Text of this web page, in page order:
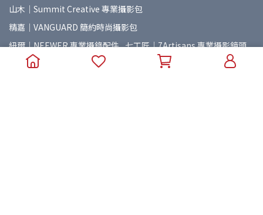
山木｜Summit Creative 專業攝影包
精嘉｜VANGUARD 簡約時尚攝影包
紐爾｜NEEWER 專業攝錄配件 七工匠｜7Artisans 專業攝影鏡頭
岩石星｜AstrHori 專業攝影鏡頭
美科｜MEIKE 專業攝影鏡頭